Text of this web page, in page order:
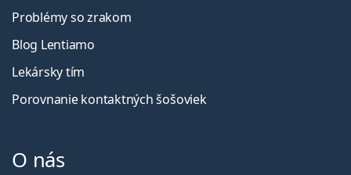
Problémy so zrakom
Blog Lentiamo
Lekársky tím
Porovnanie kontaktných šošoviek
O nás